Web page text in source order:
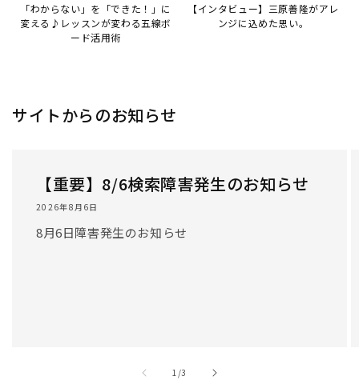
「わからない」を「できた！」に
変える♪レッスンが変わる五線ボ
ード活用術
【インタビュー】三原善隆がアレ
ンジに込めた思い。
サイトからのお知らせ
【重要】8/6検索障害発生のお知らせ
2026年8月6日
8月6日障害発生のお知らせ
1 //3